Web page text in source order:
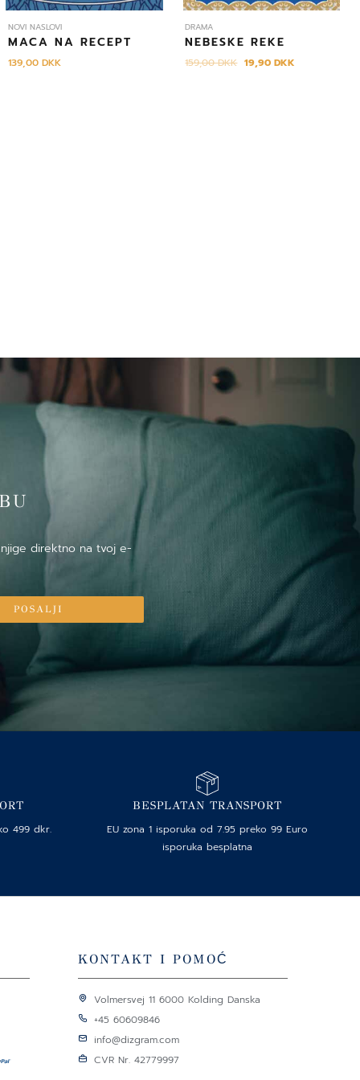
NOVI NASLOVI
MACA NA RECEPT
139,00 DKK
DRAMA
NEBESKE REKE
159,00DKK 19,90DKK
direktno na tvoj e-
POSALJI
499 dkr.
BESPLATAN TRANSPORT
EU zona 1 isporuka od 7.95 preko 99 Euro
isporuka besplatna
KONTAKT I POMOĆ
Volmersvej 11 6000 Kolding Danska
+45 60609846
info@dizgram.com
CVR Nr. 42779997